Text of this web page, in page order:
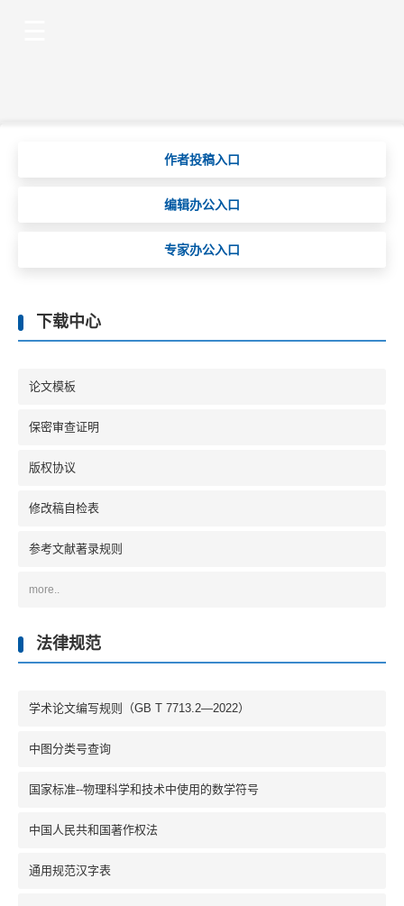
作者投稿入口
编辑办公入口
专家办公入口
下载中心
论文模板
保密审查证明
版权协议
修改稿自检表
参考文献著录规则
more..
法律规范
学术论文编写规则（GB T 7713.2—2022）
中图分类号查询
国家标准--物理科学和技术中使用的数学符号
中国人民共和国著作权法
通用规范汉字表